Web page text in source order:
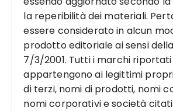
la reperibilità dei materiali.
essere considerato in alcun
prodotto editoriale ai sensi della
7/3/2001. Tutti i marchi riportati
appartengono ai legittimi
di terzi, nomi di prodotti, nomi
nomi corporativi e società